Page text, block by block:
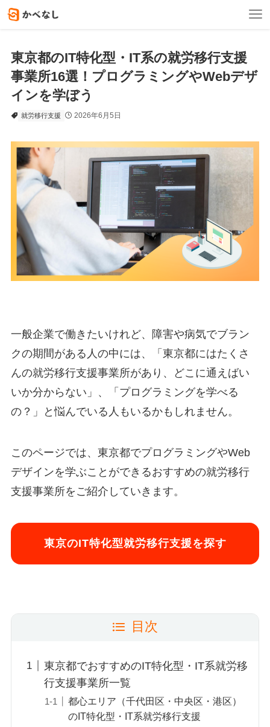
東京都のIT特化型・IT系の就労移行支援
事業所16選！プログラミングやWebデザ
インを学ぼう
就労移行支援 2026年6月5日
一般企業で働きたいけれど、障害や病気でブラン
クの期間がある人の中には、「東京都にはたくさ
んの就労移行支援事業所があり、どこに通えばい
いか分からない」、「プログラミングを学べる
の？」と悩んでいる人もいるかもしれません。
このページでは、東京都でプログラミングやWeb
デザインを学ぶことができるおすすめの就労移行
支援事業所をご紹介していきます。
東京のIT特化型就労移行支援を探す
目次
東京都でおすすめのIT特化型・IT系就労移
行支援事業所一覧
都心エリア（千代田区・中央区・港区）
のIT特化型・IT系就労移行支援